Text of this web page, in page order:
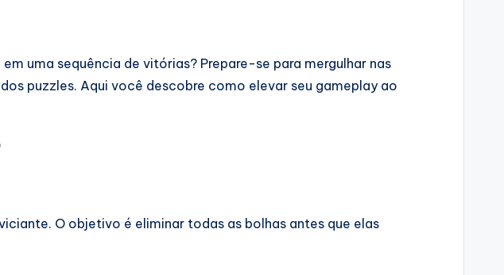
uma sequência de vitórias? Prepare-se para mergulhar nas
puzzles. Aqui você descobre como elevar seu gameplay ao
O objetivo é eliminar todas as bolhas antes que elas